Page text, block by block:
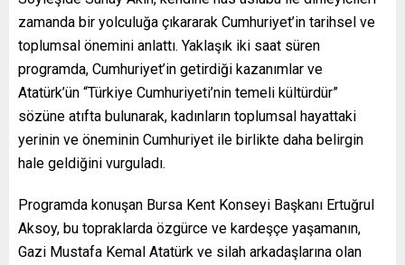
zamanda bir yolculuğa çıkararak Cumhuriyet’in tarihsel ve
toplumsal önemini anlattı. Yaklaşık iki saat süren
programda, Cumhuriyet’in getirdiği kazanımlar ve
Atatürk’ün “Türkiye Cumhuriyeti’nin temeli kültürdür”
sözüne atıfta bulunarak, kadınların toplumsal hayattaki
yerinin ve öneminin Cumhuriyet ile birlikte daha belirgin
hale geldiğini vurguladı.
Programda konuşan Bursa Kent Konseyi Başkanı Ertuğrul
Aksoy, bu topraklarda özgürce ve kardeşçe yaşamanın,
Gazi Mustafa Kemal Atatürk ve silah arkadaşlarına olan